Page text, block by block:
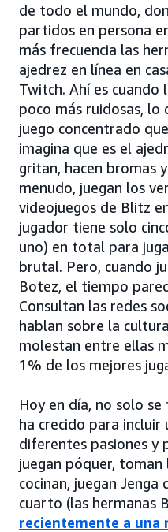
de todo el mundo,
partidos en persona
más frecuencia las
ajedrez en línea en
Twitch. Ahí es cuando
poco más ruidosas, lo
juego concentrado
imagina que es el
gritan, hacen bromas
menudo, juegan los
videojuegos de Blitz
jugador tiene solo
uno) en total para
brutal. Pero, cuando
Botez, el tiempo
Consultan las redes
hablan sobre la
molestan entre ellas
1% de los mejores
Hoy en día, no solo
ha crecido para incluir
diferentes pasiones y
juegan póquer, toman
cocinan, juegan Jenga
cuarto (las hermanas
recientemente a una